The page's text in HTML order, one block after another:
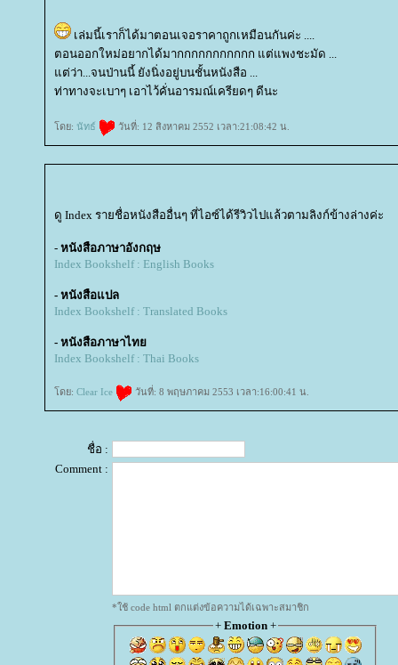
เล่มนี้เราก็ได้มาตอนเจอราคาถูกเหมือนกันค่ะ ....
ตอนออกใหม่อยากได้มากกกกกกกกกกก แต่แพงชะมัด ...
ต่ว่า...จนป่านนี้ ยังนิ่งอยู่บนชั้นหนังสือ ...
ท่าทางจะเบาๆ เอาไว้คั่นอารมณ์เครียดๆ ดีนะ
ดย: นัทธ์ วันที่: 12 สิงหาคม 2552 เวลา:21:08:42 น.
ดู Index รายชื่อหนังสืออื่นๆ ที่ไอซ์ได้รีวิวไปแล้วตามลิงก์ข้างล่างค่ะ
- หนังสือภาษาอังกฤษ
Index Bookshelf : English Books
- หนังสือแปล
Index Bookshelf : Translated Books
- หนังสือภาษาไท
Index Bookshelf : Thai Books
ดย: Clear Ice วันที่: 8 พฤษภาคม 2553 เวลา:16:00:41 น.
ชื่อ :
Comment :
*ใช้ code html ตกแต่งข้อความได้เฉพาะสมาชิก
+ Emotion+